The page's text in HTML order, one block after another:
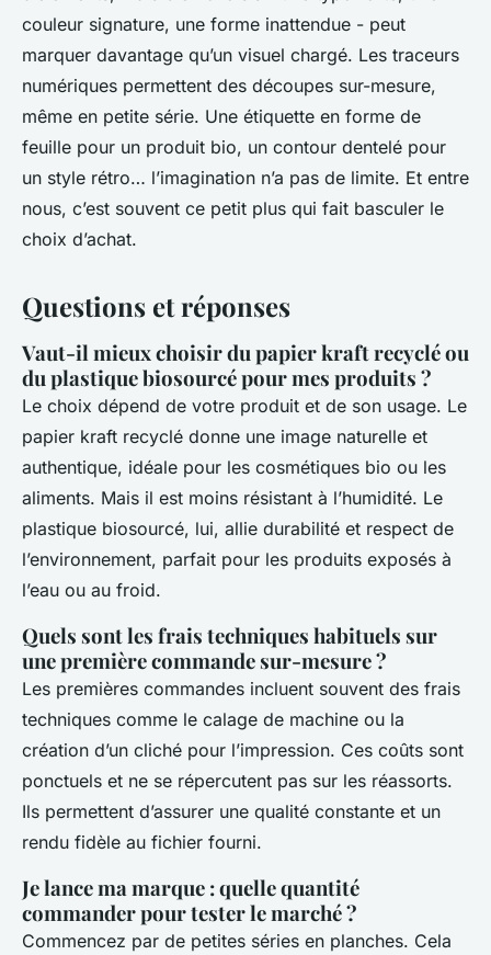
couleur signature, une forme inattendue - peut
marquer davantage qu’un visuel chargé. Les traceurs
numériques permettent des découpes sur-mesure,
même en petite série. Une étiquette en forme de
feuille pour un produit bio, un contour dentelé pour
un style rétro… l’imagination n’a pas de limite. Et entre
nous, c’est souvent ce petit plus qui fait basculer le
choix d’achat.
Questions et réponses
Vaut-il mieux choisir du papier kraft recyclé ou
du plastique biosourcé pour mes produits ?
Le choix dépend de votre produit et de son usage. Le
papier kraft recyclé donne une image naturelle et
authentique, idéale pour les cosmétiques bio ou les
aliments. Mais il est moins résistant à l’humidité. Le
plastique biosourcé, lui, allie durabilité et respect de
l’environnement, parfait pour les produits exposés à
l’eau ou au froid.
Quels sont les frais techniques habituels sur
une première commande sur-mesure ?
Les premières commandes incluent souvent des frais
techniques comme le calage de machine ou la
création d’un cliché pour l’impression. Ces coûts sont
ponctuels et ne se répercutent pas sur les réassorts.
Ils permettent d’assurer une qualité constante et un
rendu fidèle au fichier fourni.
Je lance ma marque : quelle quantité
commander pour tester le marché ?
Commencez par de petites séries en planches. Cela